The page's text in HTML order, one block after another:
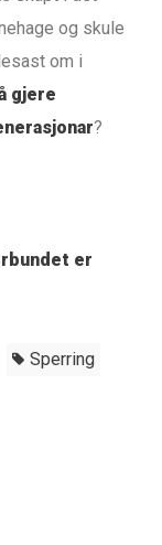
og skule
om i
gjere
?
er
Sperring